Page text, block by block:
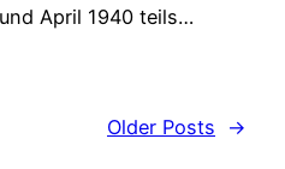
April 1940 teils…
Older Posts →